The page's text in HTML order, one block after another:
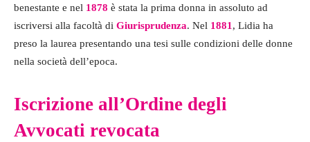
benestante e nel 1878 è stata la prima donna in assoluto ad
iscriversi alla facoltà di Giurisprudenza. Nel 1881, Lidia ha
preso la laurea presentando una tesi sulle condizioni delle donne
nella società dell’epoca.
Iscrizione all’Ordine degli
Avvocati revocata